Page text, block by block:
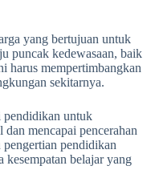
yang bertujuan untuk
puncak kedewasaan, baik
harus mempertimbangkan
sekitarnya.
pendidikan untuk
mencapai pencerahan
pengertian pendidikan
kesempatan belajar yang